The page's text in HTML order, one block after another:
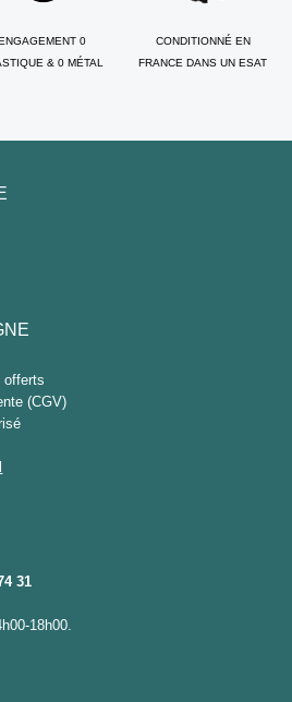
0
& 0 MÉTAL
CONDITIONNÉ EN
FRANCE DANS UN ESAT
offerts
(CGV)
31
18h00.